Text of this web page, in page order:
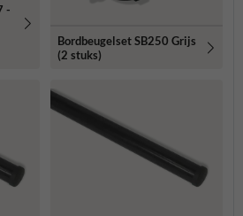
-
Bordbeugelset SB250 Grijs
(2 stuks)